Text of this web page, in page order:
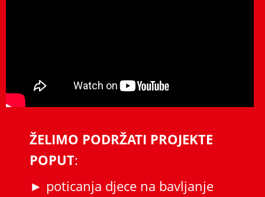
ŽELIMO PODRŽATI PROJEKTE
POPUT:
► poticanja djece na bavljanje